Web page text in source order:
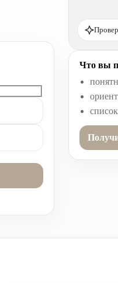
Что вы